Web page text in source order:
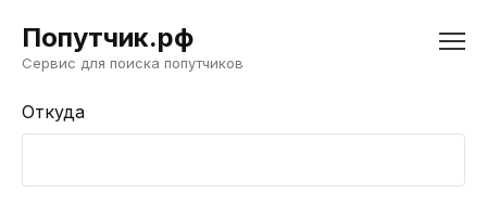
Попутчик.рф
Сервис для поиска попутчиков
Откуда